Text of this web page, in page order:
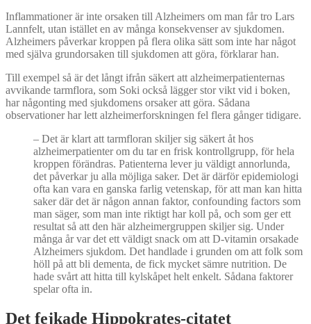
Inflammationer är inte orsaken till Alzheimers om man får tro Lars
Lannfelt, utan istället en av många konsekvenser av sjukdomen.
Alzheimers påverkar kroppen på flera olika sätt som inte har något
med själva grundorsaken till sjukdomen att göra, förklarar han.
Till exempel så är det långt ifrån säkert att alzheimerpatienternas
avvikande tarmflora, som Soki också lägger stor vikt vid i boken,
har någonting med sjukdomens orsaker att göra. Sådana
observationer har lett alzheimerforskningen fel flera gånger tidigare.
– Det är klart att tarmfloran skiljer sig säkert åt hos
alzheimerpatienter om du tar en frisk kontrollgrupp, för hela
kroppen förändras. Patienterna lever ju väldigt annorlunda,
det påverkar ju alla möjliga saker. Det är därför epidemiologi
ofta kan vara en ganska farlig vetenskap, för att man kan hitta
saker där det är någon annan faktor, confounding factors som
man säger, som man inte riktigt har koll på, och som ger ett
resultat så att den här alzheimergruppen skiljer sig. Under
många år var det ett väldigt snack om att D-vitamin orsakade
Alzheimers sjukdom. Det handlade i grunden om att folk som
höll på att bli dementa, de fick mycket sämre nutrition. De
hade svårt att hitta till kylskåpet helt enkelt. Sådana faktorer
spelar ofta in.
Det fejkade Hippokrates-citatet